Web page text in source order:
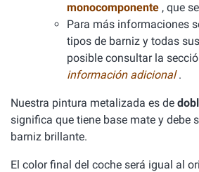
monocomponente , que
Para más informaciones
tipos de barniz y todas
posible consultar la
información adicional.
Nuestra pintura metalizada es de
significa que tiene base mate y debe
barniz brillante.
El color final del coche será igual al